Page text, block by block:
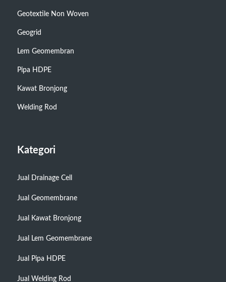
Geotextile Non Woven
Geogrid
Lem Geomembran
Pipa HDPE
Kawat Bronjong
Welding Rod
Kategori
Jual Drainage Cell
Jual Geomembrane
Jual Kawat Bronjong
Jual Lem Geomembrane
Jual Pipa HDPE
Jual Welding Rod